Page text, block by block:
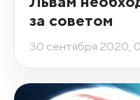
за советом
30 сентября 2020,